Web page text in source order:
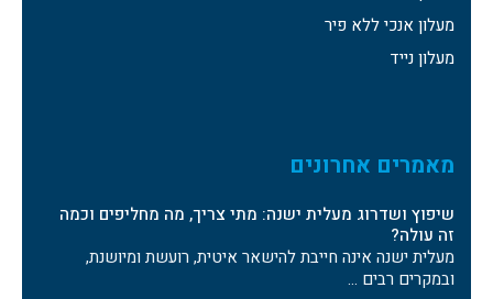
מעלון אנכי ללא פיר
מעלון נייד
מאמרים אחרונים
שיפוץ ושדרוג מעלית ישנה: מתי צריך, מה מחליפים וכמה
זה עולה?
מעלית ישנה אינה חייבת להישאר איטית, רועשת ומיושנת,
ובמקרים רבים …